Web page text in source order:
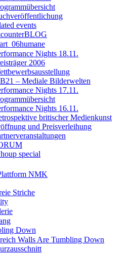
events
Nights 18.11.
2006
– Mediale Bilderwelten
Nights 17.11.
Nights 16.11.
britischer Medienkunst
und Preisverleihung
special
NMK
Striche
Down
Walls Are Tumbling Down